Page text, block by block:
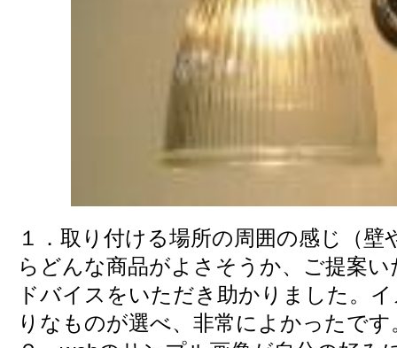
１．取り付ける場所の周囲の感じ（壁
らどんな商品がよさそうか、ご提案
ドバイスをいただき助かりました。
りなものが選べ、非常によかったです